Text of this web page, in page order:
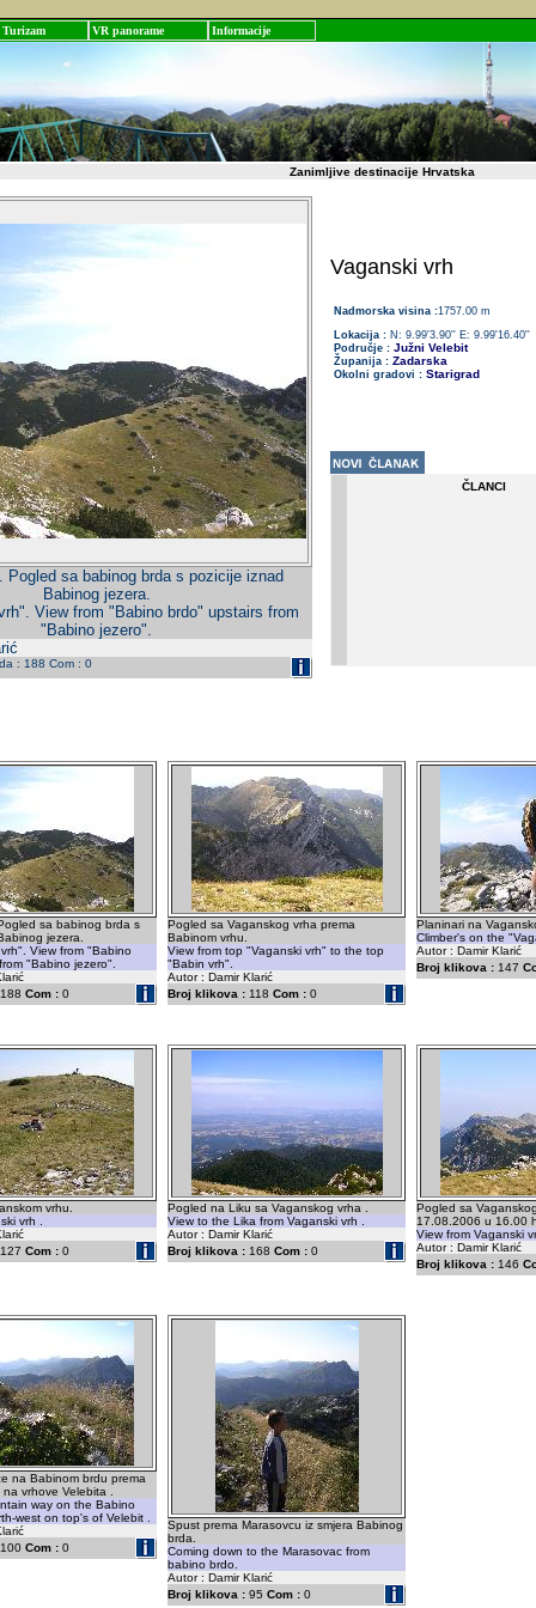
Turizam VR panorame Informacije
Zanimljive destinacije Hrvatska
Pogled sa babinog brda s pozicije iznad
Babinog jezera.
View from "Babino brdo" upstairs from
"Babino jezero".
: 188 Com : 0
Vaganski vrh
Nadmorska visina :1757.00 m
Lokacija :N: 9.99'3.90'' E: 9.99'16.40''
Područje :Južni Velebit
Županija : Zadarska
Okolni gradovi : Starigrad
ČLANCI
sa babinog brda s
jezera.
View from "Babino
"Babino jezero".
Com : 0
Pogled sa Vaganskog vrha prema
Babinom vrhu.
View from top "Vaganski vrh" to the top
"Babin vrh".
Autor : Damir Klarić
Broj klikova : 118 Com : 0
Planinari na
Climber's on the
Autor : Damir Klarić
Broj klikova : 147
vrhu.
vrh .
Com : 0
Pogled na Liku sa Vaganskog vrha .
View to the Lika from Vaganski vrh .
Autor : Damir Klarić
Broj klikova : 168 Com : 0
Pogled sa
17.08.2006 u 16.00
View from Vaganski
Autor : Damir Klarić
Broj klikova : 146
na Babinom brdu prema
vrhove Velebita .
way on the Babino
west on top's of Velebit .
Com : 0
Spust prema Marasovcu iz smjera Babinog
brda.
Coming down to the Marasovac from
babino brdo.
Autor : Damir Klarić
Broj klikova : 95 Com : 0